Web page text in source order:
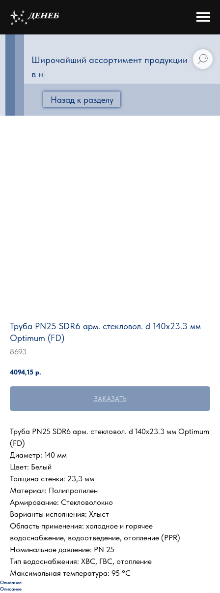
Широчайший ассортимент продукции
в наличии на
Назад к разделу
Труба PN25 SDR6 арм. стекловол. d 140х23.3 мм
Optimum (FD)
8693
4094,15 р.
ЗАКАЗАТЬ
Труба PN25 SDR6 арм. стекловол. d 140х23.3 мм Optimum
(FD)
Диаметр: 140 мм
Цвет: Белый
Толщина стенки: 23,3 мм
Материал: Полипропилен
Армирование: Стекловолокно
Варианты исполнения: Хлыст
Область применения: холодное и горячее
водоснабжение, водоотведение, отопление (PPR)
Номинальное давление: PN 25
Тип водоснабжения: ХВС, ГВС, отопление
Максимальная температура: 95 °С
Описание
Описание